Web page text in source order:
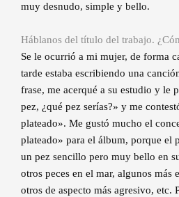
muy desnudo, simple y bello.
Háblanos del título del trabajo.
Se le ocurrió a mi mujer, de forma
tarde estaba escribiendo una
frase, me acerqué a su estudio y le
pez, ¿qué pez serías?» y me
plateado». Me gustó mucho el
plateado» para el álbum, porque el
un pez sencillo pero muy bello en
otros peces en el mar, algunos más
otros de aspecto más agresivo, etc.